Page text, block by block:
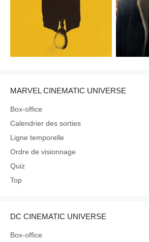
MARVEL CINEMATIC UNIVERSE
Box-office
Calendrier des sorties
Ligne temporelle
Ordre de visionnage
Quiz
Top
DC CINEMATIC UNIVERSE
Box-office